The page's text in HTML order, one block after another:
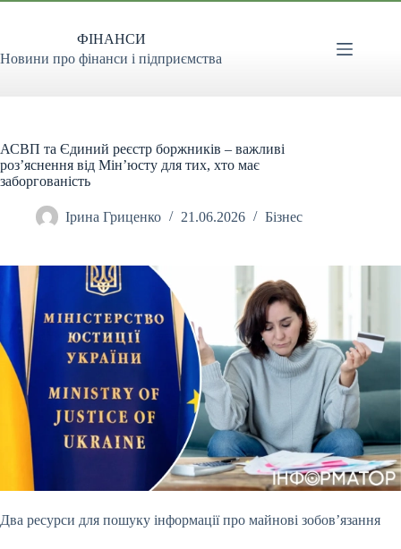
Перейти
ФІНАНСИ
Новини про фінанси і підприємства
АСВП та Єдиний реєстр боржників – важливі
роз’яснення від Мін’юсту для тих, хто має
заборгованість
Ірина Гриценко 21.06.2026 Бізнес
Два ресурси для пошуку інформації про майнові зобов’язання